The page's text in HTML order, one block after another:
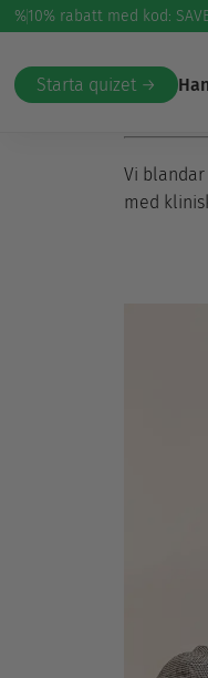
%10% rabatt med kod:
Starta quizet →
Vår
Vilka
Vi
med